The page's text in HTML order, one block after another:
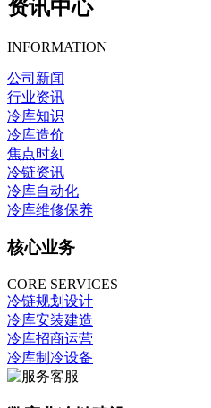
资讯中心
INFORMATION
公司新闻
行业资讯
冷库知识
冷库造价
焦点时刻
冷链资讯
冷库自动化
冷库维修保养
核心业务
CORE SERVICES
冷链规划设计
冷库安装建造
冷库招商运营
冷库制冷设备